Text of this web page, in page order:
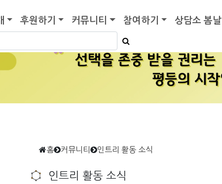
후원하기 커뮤니티 참여하기 상담소 봄날
홈 커뮤니티 인트리 활동 소식
인트리 활동 소식